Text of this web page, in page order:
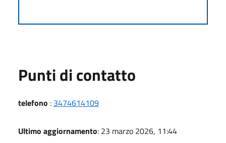
Punti di contatto
telefono : 3474614109
Ultimo aggiornamento: 23 marzo 2026, 11:44